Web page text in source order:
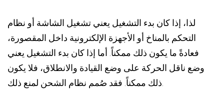
لذا، إذا كان بدء التشغيل يعني تشغيل الشاشة أو نظام
التحكم بالمناخ أو الأجهزة الإلكترونية داخل المقصورة،
فعادةً ما يكون ذلك ممكناً. أما إذا كان بدء التشغيل يعني
وضع ناقل الحركة على وضع القيادة والانطلاق، فلا يكون